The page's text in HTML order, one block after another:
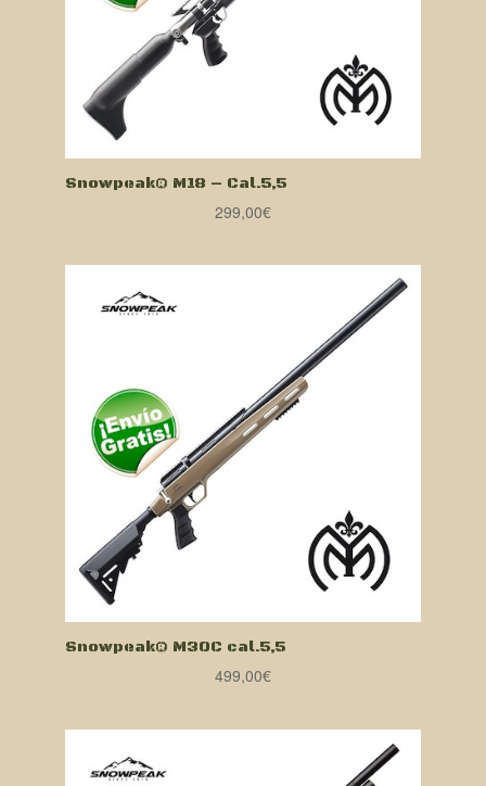
Snowpeak® M18 – Cal.5,5
299,00€
Snowpeak® M30C cal.5,5
499,00€